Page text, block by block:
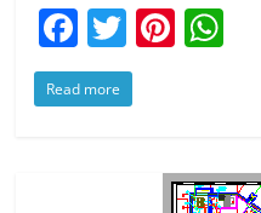
F
a
c
T
w
itt
Pi
st A
Read more